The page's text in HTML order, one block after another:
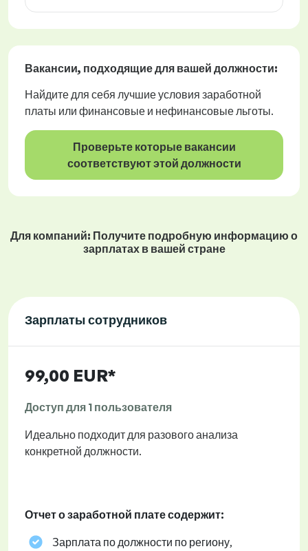
Вакансии, подходящие для вашей должности:
Найдите для себя лучшие условия заработной
платы или финансовые и нефинансовые льготы.
Проверьте которые вакансии
соответствуют этой должности
Для компаний: Получите подробную информацию о
зарплатах в вашей стране
Зарплаты сотрудников
99,00 EUR*
Доступ для 1 пользователя
Идеально подходит для разового анализа
конкретной должности.
Отчет о заработной плате содержит:
Зарплата по должности по региону,